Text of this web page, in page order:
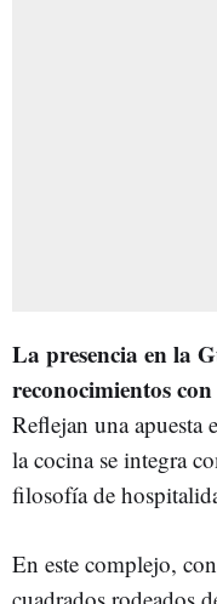
La presencia en la
reconocimientos
Reflejan una apuesta
la cocina se integra
filosofía de
En este complejo,